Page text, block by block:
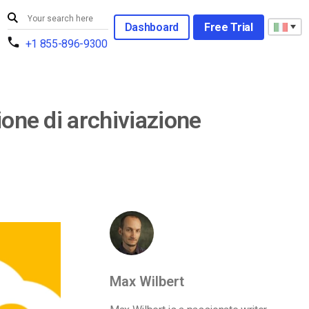
+1 855-896-9300
Dashboard Free Trial
di archiviazione
Max Wilbert